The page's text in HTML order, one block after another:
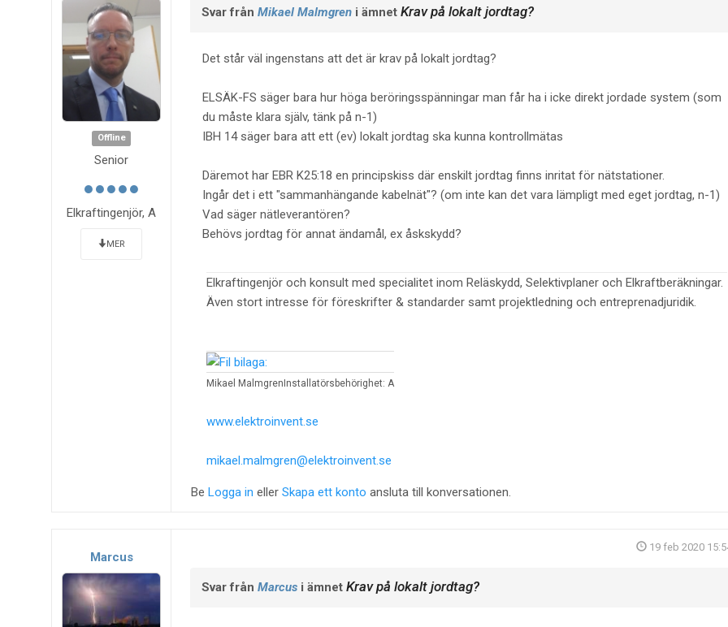
Offline
Senior
Elkraftingenjör, A
MER
Svar från Mikael Malmgreni ämnet Krav på lokalt jordtag?
Det står väl ingenstans att det är krav på lokalt jordtag?
ELSÄK-FS säger bara hur höga beröringsspänningar man får ha i icke direkt jordade system (som
du måste klara själv, tänk på n-1)
IBH 14 säger bara att ett (ev) lokalt jordtag ska kunna kontrollmätas
Däremot har EBR K25:18 en principskiss där enskilt jordtag finns inritat för nätstationer.
Ingår det i ett "sammanhängande kabelnät"? (om inte kan det vara lämpligt med eget jordtag, n-1)
Vad säger nätleverantören?
Behövs jordtag för annat ändamål, ex åskskydd?
Elkraftingenjör och konsult med specialitet inom Reläskydd, Selektivplaner och Elkraftberäkningar.
Även stort intresse för föreskrifter & standarder samt projektledning och entreprenadjuridik.
Mikael Malmgren Installatörsbehörighet: A
www.elektroinvent.se
mikael.malmgren@elektroinvent.se
Be Logga in eller Skapa ett konto ansluta till konversationen.
Marcus
19 feb 2020
Svar från Marcusi ämnet Krav på lokalt jordtag?